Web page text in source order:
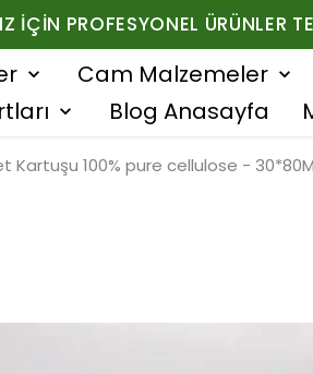
İÇIN PROFESYONEL ÜRÜNLER
Cam Malzemeler
Blog Anasayfa
Kartuşu 100% pure cellulose -